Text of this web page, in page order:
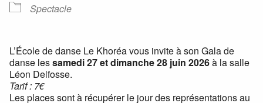
Spectacle
L’École de danse Le Khoréa vous invite à son Gala de
danse lessamedi 27 et dimanche 28 juin 2026à la salle
Léon Delfosse.
Tarif : 7€
Les places sont à récupérer le jour des représentations au